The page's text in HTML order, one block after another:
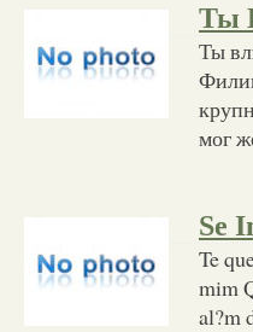
Ты
Ты
мог
Se
Te
mim
al?m